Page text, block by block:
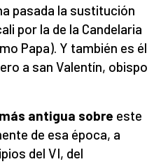
pasada la sustitución
por la de la Candelaria
Papa). Y también es él
a san Valentín, obispo
antigua sobre este
de esa época, a
del VI, del